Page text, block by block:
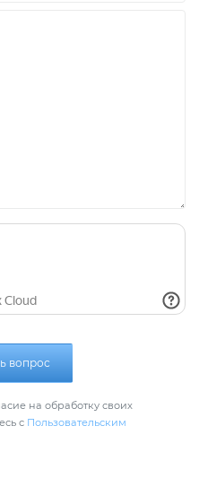
вопрос
на обработку своих
с Пользовательским